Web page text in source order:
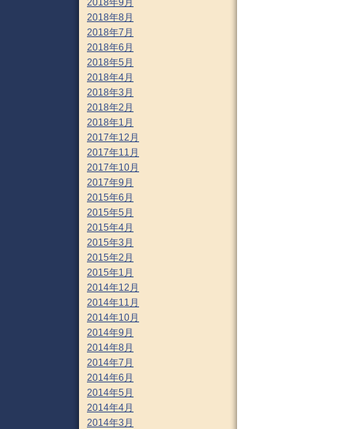
2018年9月
2018年8月
2018年7月
2018年6月
2018年5月
2018年4月
2018年3月
2018年2月
2018年1月
2017年12月
2017年11月
2017年10月
2017年9月
2015年6月
2015年5月
2015年4月
2015年3月
2015年2月
2015年1月
2014年12月
2014年11月
2014年10月
2014年9月
2014年8月
2014年7月
2014年6月
2014年5月
2014年4月
2014年3月